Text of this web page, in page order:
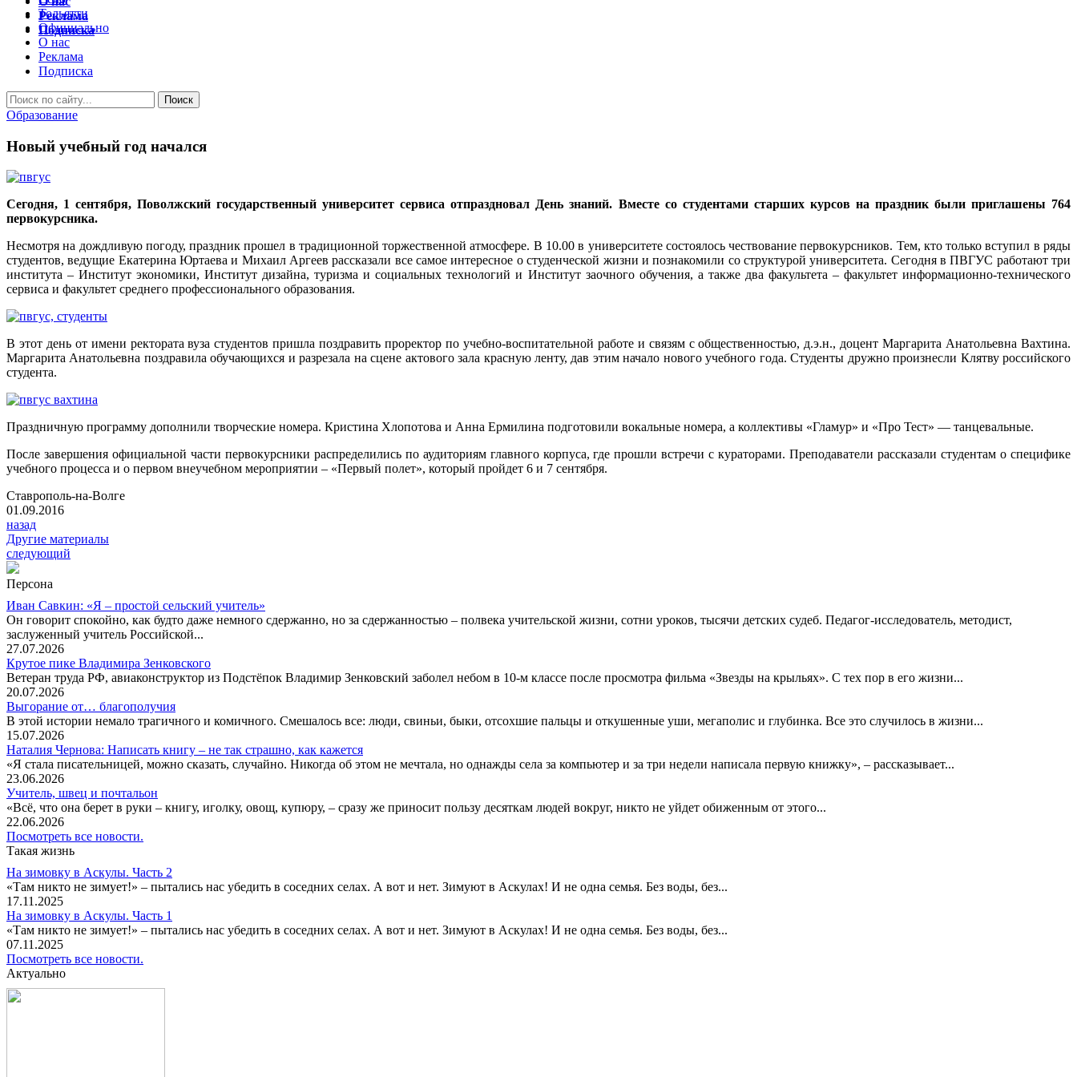
Тольятти
Официально
О нас
Реклама
Подписка
Образование
Новый учебный год начался
Сегодня, 1 сентября, Поволжский государственный университет сервиса отпраздновал День знаний. Вместе со студентами старших курсов на праздник были приглашены 764
первокурсника.
Несмотря на дождливую погоду, праздник прошел в традиционной торжественной атмосфере. В 10.00 в университете состоялось чествование первокурсников. Тем, кто только вступил в ряды
студентов, ведущие Екатерина Юртаева и Михаил Аргеев рассказали все самое интересное о студенческой жизни и познакомили со структурой университета. Сегодня в ПВГУС работают три
института – Институт экономики, Институт дизайна, туризма и социальных технологий и Институт заочного обучения, а также два факультета – факультет информационно-технического
сервиса и факультет среднего профессионального образования.
В этот день от имени ректората вуза студентов пришла поздравить проректор по учебно-воспитательной работе и связям с общественностью, д.э.н., доцент Маргарита Анатольевна Вахтина.
Маргарита Анатольевна поздравила обучающихся и разрезала на сцене актового зала красную ленту, дав этим начало нового учебного года. Студенты дружно произнесли Клятву российского
студента.
Праздничную программу дополнили творческие номера. Кристина Хлопотова и Анна Ермилина подготовили вокальные номера, а коллективы «Гламур» и «Про Тест» — танцевальные.
После завершения официальной части первокурсники распределились по аудиториям главного корпуса, где прошли встречи с кураторами. Преподаватели рассказали студентам о специфике
учебного процесса и о первом внеучебном мероприятии – «Первый полет», который пройдет 6 и 7 сентября.
Ставрополь-на-Волге
01.09.2016
назад
Другие материалы
следующий
Персона
Иван Савкин: «Я – простой сельский учитель»
Он говорит спокойно, как будто даже немного сдержанно, но за сдержанностью – полвека учительской жизни, сотни уроков, тысячи детских судеб. Педагог-исследователь, методист,
заслуженный учитель Российской...
27.07.2026
Крутое пике Владимира Зенковского
Ветеран труда РФ, авиаконструктор из Подстёпок Владимир Зенковский заболел небом в 10-м классе после просмотра фильма «Звезды на крыльях». С тех пор в его жизни...
20.07.2026
Выгорание от… благополучия
В этой истории немало трагичного и комичного. Смешалось все: люди, свиньи, быки, отсохшие пальцы и откушенные уши, мегаполис и глубинка. Все это случилось в жизни...
15.07.2026
Наталия Чернова: Написать книгу – не так страшно, как кажется
«Я стала писательницей, можно сказать, случайно. Никогда об этом не мечтала, но однажды села за компьютер и за три недели написала первую книжку», – рассказывает...
23.06.2026
Учитель, швец и почтальон
«Всё, что она берет в руки – книгу, иголку, овощ, купюру, – сразу же приносит пользу десяткам людей вокруг, никто не уйдет обиженным от этого...
22.06.2026
Посмотреть все новости.
Такая жизнь
На зимовку в Аскулы. Часть 2
«Там никто не зимует!» – пытались нас убедить в соседних селах. А вот и нет. Зимуют в Аскулах! И не одна семья. Без воды, без...
17.11.2025
На зимовку в Аскулы. Часть 1
«Там никто не зимует!» – пытались нас убедить в соседних селах. А вот и нет. Зимуют в Аскулах! И не одна семья. Без воды, без...
07.11.2025
Посмотреть все новости.
Актуально
Реклама
Подписка